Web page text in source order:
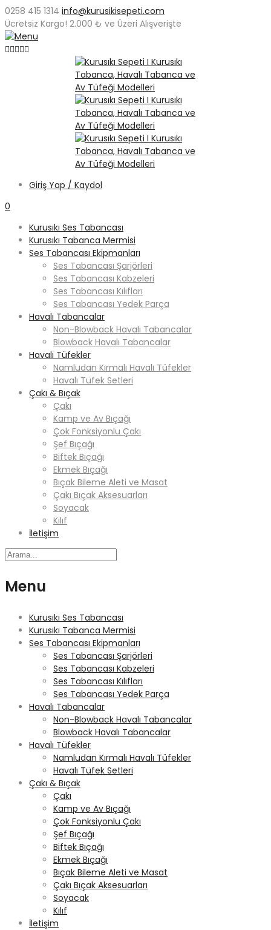
0258 415 1314 info@kurusikisepeti.com
Ücretsiz Kargo! 2.000 ₺ ve Üzeri Alışverişte
Giriş Yap / Kaydol
0
Kurusıkı Ses Tabancası
Kurusıkı Tabanca Mermisi
Ses Tabancası Ekipmanları
Ses Tabancası Şarjörleri
Ses Tabancası Kabzeleri
Ses Tabancası Kılıfları
Ses Tabancası Yedek Parça
Havalı Tabancalar
Non-Blowback Havalı Tabancalar
Blowback Havalı Tabancalar
Havalı Tüfekler
Namludan Kırmalı Havalı Tüfekler
Havalı Tüfek Setleri
Çakı & Bıçak
Çakı
Kamp ve Av Bıçağı
Çok Fonksiyonlu Çakı
Şef Bıçağı
Biftek Bıçağı
Ekmek Bıçağı
Bıçak Bileme Aleti ve Masat
Çakı Bıçak Aksesuarları
Soyacak
Kılıf
İletişim
Menu
Kurusıkı Ses Tabancası
Kurusıkı Tabanca Mermisi
Ses Tabancası Ekipmanları
Ses Tabancası Şarjörleri
Ses Tabancası Kabzeleri
Ses Tabancası Kılıfları
Ses Tabancası Yedek Parça
Havalı Tabancalar
Non-Blowback Havalı Tabancalar
Blowback Havalı Tabancalar
Havalı Tüfekler
Namludan Kırmalı Havalı Tüfekler
Havalı Tüfek Setleri
Çakı & Bıçak
Çakı
Kamp ve Av Bıçağı
Çok Fonksiyonlu Çakı
Şef Bıçağı
Biftek Bıçağı
Ekmek Bıçağı
Bıçak Bileme Aleti ve Masat
Çakı Bıçak Aksesuarları
Soyacak
Kılıf
İletişim